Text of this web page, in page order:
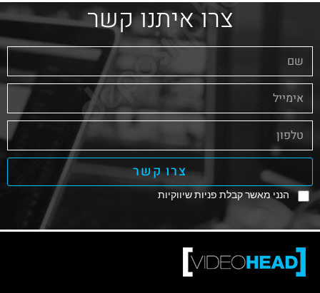
צרו איתנו קשר
הנני מאשר קבלת פניות שיווקיות
צרו קשר